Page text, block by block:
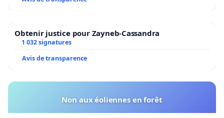
Obtenir justice pour Zayneb-Cassandra
1 032 signatures
Avis de transparence
Non aux éoliennes en forêt